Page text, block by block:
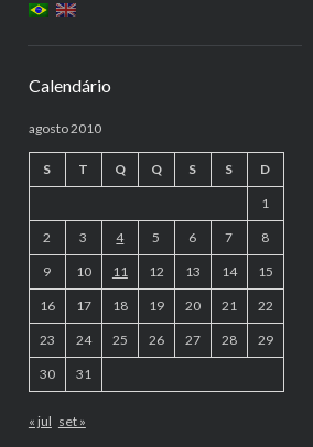
Lateral
Calendário
agosto 2010
S T Q Q S S D
1
2 3 4 5 6 7 8
9 10 11 12 13 14 15
16 17 18 19 20 21 22
23 24 25 26 27 28 29
30 31
« jul set »